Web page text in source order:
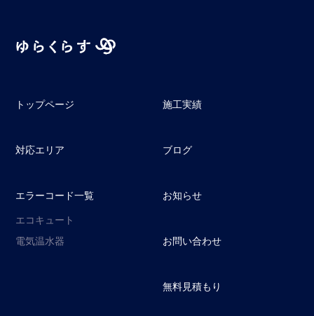
トップページ
対応エリア
エラーコード一覧
エコキュート
電気温水器
施工実績
ブログ
お知らせ
お問い合わせ
無料見積もり